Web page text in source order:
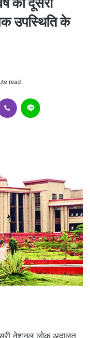
की दूसरी
उपस्थिति के
read
Viber
नेशनल लोक अदालत